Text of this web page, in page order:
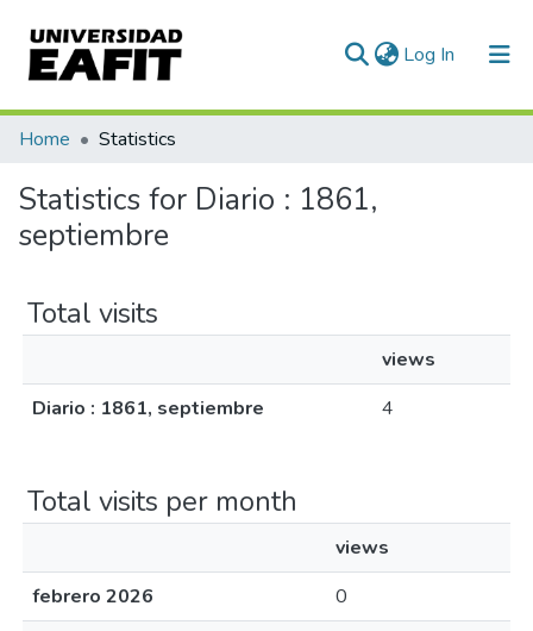
Log In (current)
Communities & Collections
All of DSpace
Home Statistics
Statistics for Diario : 1861,
septiembre
Total visits
views
Diario : 1861, septiembre
4
Total visits per month
views
febrero 2026
0